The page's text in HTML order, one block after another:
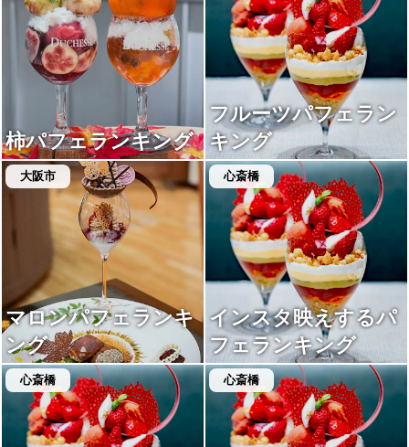
柿パフェランキング
フルーツパフェラン
キング
大阪市
マロンパフェランキ
ング
心斎橋
インスタ映えするパ
フェランキング
心斎橋 心斎橋